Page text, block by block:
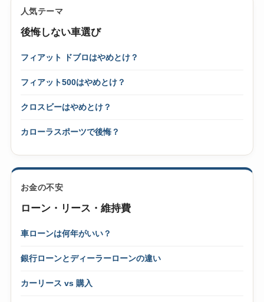
人気テーマ
後悔しない車選び
フィアット ドブロはやめとけ？
フィアット500はやめとけ？
クロスビーはやめとけ？
カローラスポーツで後悔？
お金の不安
ローン・リース・維持費
車ローンは何年がいい？
銀行ローンとディーラーローンの違い
カーリース vs 購入